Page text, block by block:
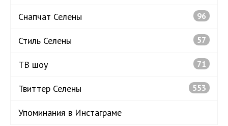
Снапчат Селены 96
Стиль Селены 57
ТВ шоу 71
Твиттер Селены 553
Упоминания в Инстаграме